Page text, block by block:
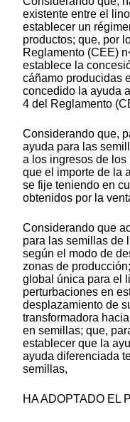
existente entre el
establecer un
productos; que, por
Reglamento (CEE)
establece la
cáñamo producidas
concedido la ayuda
4 del Reglamento
Considerando que,
ayuda para las
a los ingresos de
que el importe de la
se fije teniendo en
obtenidos por la
Considerando que
para las semillas de
según el modo de
zonas de
global única para el
perturbaciones en
desplazamiento de
transformadora
en semillas; que,
establecer que la
ayuda diferenciada
semillas,
HA ADOPTADO EL